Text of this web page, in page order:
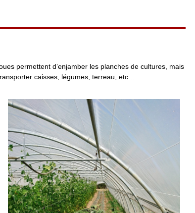
permettent d’enjamber les planches de cultures, mais
caisses, légumes, terreau, etc...